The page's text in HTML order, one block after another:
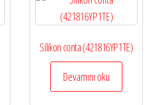
Silikon conta (421816YP1TE)
Devamını oku